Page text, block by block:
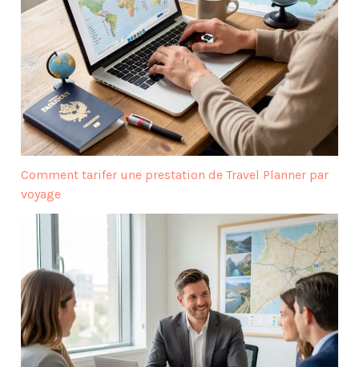
Comment tarifer une prestation de Travel Planner par
voyage